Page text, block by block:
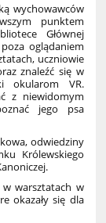
wychowawców
punktem
Głównej
oglądaniem
uczniowie
znaleźć się w
okularom VR.
z niewidomym
jego psa
odwiedziny
Królewskiego
w warsztatach w
okazały się dla